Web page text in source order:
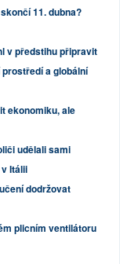
11. dubna?
v předstihu připravit
a globální
ekonomiku, ale
udělali sami
Itálii
dodržovat
plicním ventilátoru